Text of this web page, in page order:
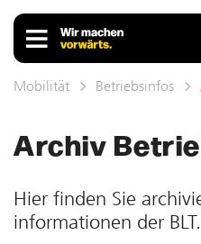
Mobilität Betriebsinfos
Archiv
Hier finden Sie
informationen der BLT.